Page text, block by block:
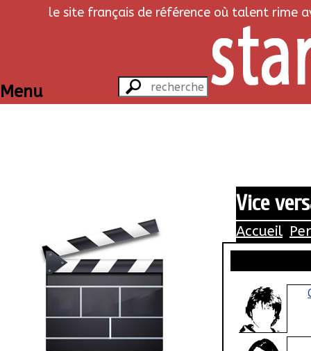
le site français de référence où talent rime
Menu
Vice
Accueil